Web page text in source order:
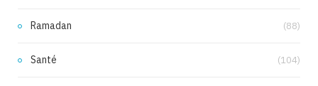
Ramadan (88)
Santé (104)